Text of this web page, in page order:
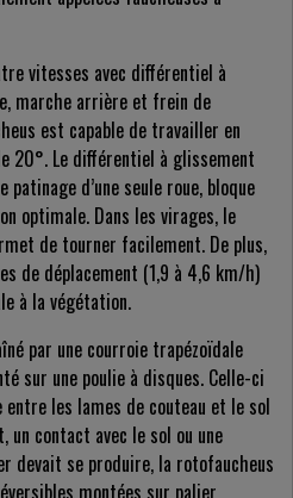
vitesses avec différentiel à
marche arrière et frein de
est capable de travailler en
20°. Le différentiel à glissement
d’une seule roue, bloque
optimale. Dans les virages, le
de tourner facilement. De plus,
de déplacement (1,9 à 4,6 km/h)
à la végétation.
par une courroie trapézoïdale
sur une poulie à disques. Celle-ci
les lames de couteau et le sol
un contact avec le sol ou une
devait se produire, la rotofaucheus
montées sur palier